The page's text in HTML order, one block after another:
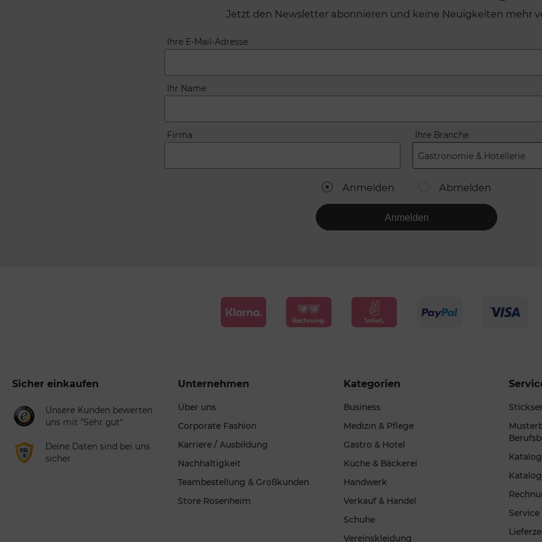
Jetzt den Newsletter abonnieren und keine Neuigkeiten mehr
Ihre E-Mail-Adresse
Ihr Name
Firma Ihre Branche
Gastronomie & Hotellerie
Anmelden Abmelden
Anmelden
Sicher einkaufen
Unsere Kunden bewerten
uns mit "Sehr gut"
Deine Daten sind bei uns
sicher
Unternehmen
Über uns
Corporate Fashion
Karriere / Ausbildung
Nachhaltigkeit
Teambestellung & Großkunden
Store Rosenheim
Kategorien
Business
Medizin & Pflege
Gastro & Hotel
Küche & Bäckerei
Handwerk
Verkauf & Handel
Schuhe
Vereinskleidung
Katalog